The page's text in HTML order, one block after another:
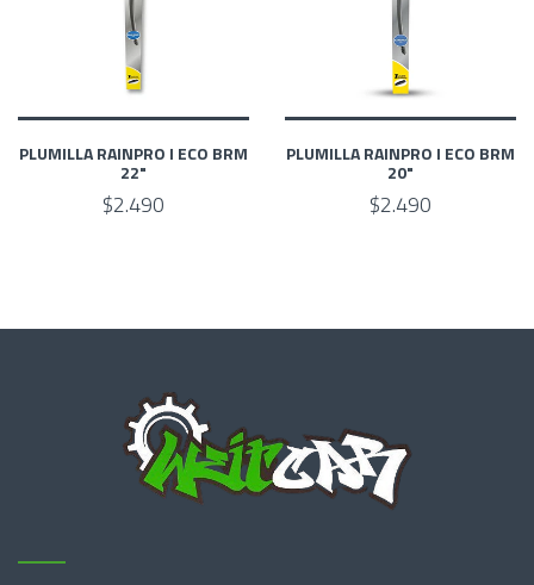
PLUMILLA RAINPRO I ECO BRM
22"
$2.490
PLUMILLA RAINPRO I ECO BRM
20"
$2.490